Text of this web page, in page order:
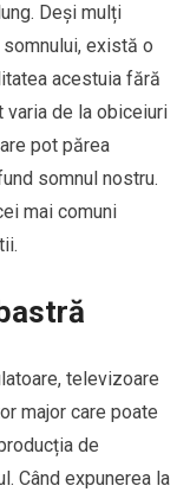
Deși mulți
există o
acestuia fără
varia de la obiceiuri
pot părea
somnul nostru.
mai comuni
televizoare
major care poate
de
Când expunerea la